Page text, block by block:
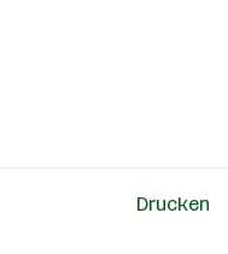
Drucken